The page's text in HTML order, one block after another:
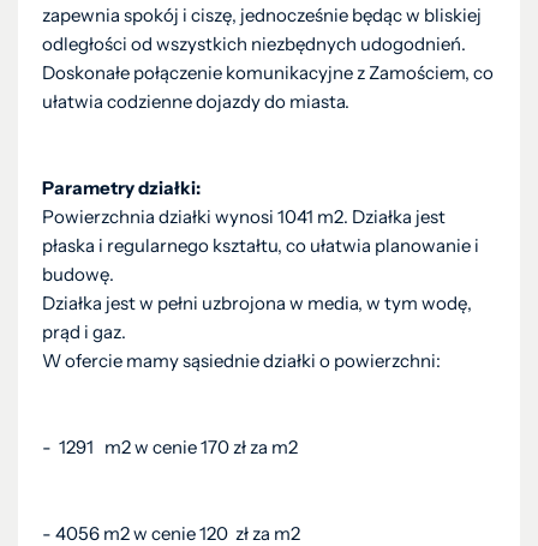
zapewnia spokój i ciszę, jednocześnie będąc w bliskiej
odległości od wszystkich niezbędnych udogodnień.
Doskonałe połączenie komunikacyjne z Zamościem, co
ułatwia codzienne dojazdy do miasta.
Parametry działki:
Powierzchnia działki wynosi 1041 m2. Działka jest
płaska i regularnego kształtu, co ułatwia planowanie i
budowę.
Działka jest w pełni uzbrojona w media, w tym wodę,
prąd i gaz.
W ofercie mamy sąsiednie działki o powierzchni:
- 1291 m2 w cenie 170 zł za m2
- 4056 m2 w cenie 120 zł za m2